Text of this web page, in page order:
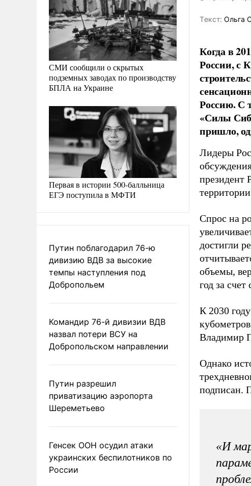
СМИ сообщили о скрытых
подземных заводах по производству
БПЛА на Украине
Первая в истории 500-балльница
ЕГЭ поступила в МФТИ
Путин поблагодарил 76-ю
дивизию ВДВ за высокие
темпы наступления под
Добропольем
Командир 76-й дивизии ВДВ
назвал потери ВСУ на
Добропольском направлении
Путин разрешил
приватизацию аэропорта
Шереметьево
Генсек ООН осудил атаки
украинских беспилотников по
России
Tекст: Ольга
Когда в
России, с
Россию. С
«Силы
пришло,
Лидеры
президент
Спрос на
достигли
объемы,
год за
К 2030
Владимир
Однако
подписан.
«И